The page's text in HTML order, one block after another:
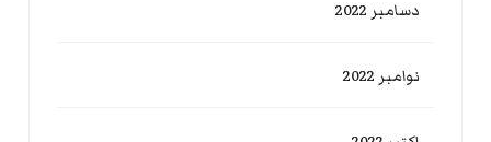
دسامبر 2022
نوامبر 2022